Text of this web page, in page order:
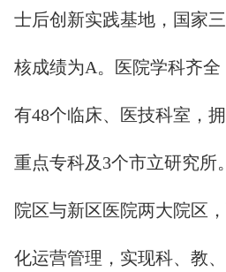
士后创新实践基地，国家
核成绩为A。医院学科齐
有48个临床、医技科室，
重点专科及3个市立研究所
院区与新区医院两大院区
化运营管理，实现科、教